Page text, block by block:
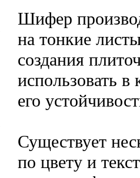
Шифер
на тонкие
создания
использовать в
его
Существует
по цвету и